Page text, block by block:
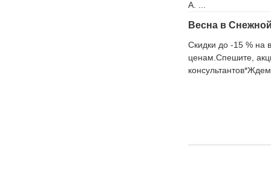
А. ...
Весна в
Скидки до -15 % на
ценам.Спешите,